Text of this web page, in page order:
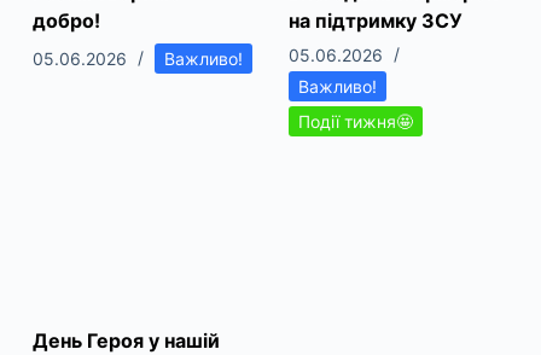
добро!
05.06.2026 Важливо!
на підтримку ЗСУ
05.06.2026
Важливо!
Події тижня🤩
День Героя у нашій